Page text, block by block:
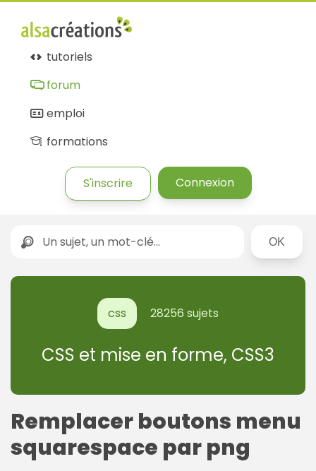
tutoriels
forum
emploi
formations
S'inscrire Connexion
Rechercher
css 28256 sujets
CSS et mise en forme, CSS3
Remplacer boutons menu
squarespace par png